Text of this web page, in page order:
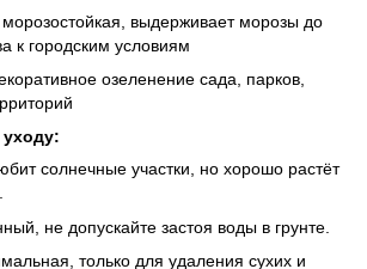
морозостойкая, выдерживает морозы до
к городским условиям
озеленение сада, парков,
солнечные участки, но хорошо растёт
не допускайте застоя воды в грунте.
только для удаления сухих и